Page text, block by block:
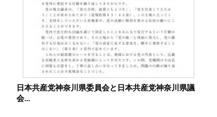
日本共産党神奈川県委員会と日本共産党神奈川県議
会...